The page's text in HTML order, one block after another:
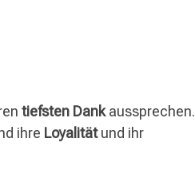
tiefsten Dankaussprechen.
ihre Loyalitätund ihr